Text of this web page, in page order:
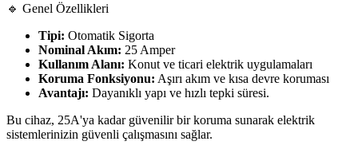
🔹 Genel Özellikleri
Tipi: Otomatik Sigorta
Nominal Akım: 25 Amper
Kullanım Alanı: Konut ve ticari elektrik uygulamaları
Koruma Fonksiyonu: Aşırı akım ve kısa devre koruması
Avantajı: Dayanıklı yapı ve hızlı tepki süresi.
Bu cihaz, 25A'ya kadar güvenilir bir koruma sunarak elektrik
sistemlerinizin güvenli çalışmasını sağlar.